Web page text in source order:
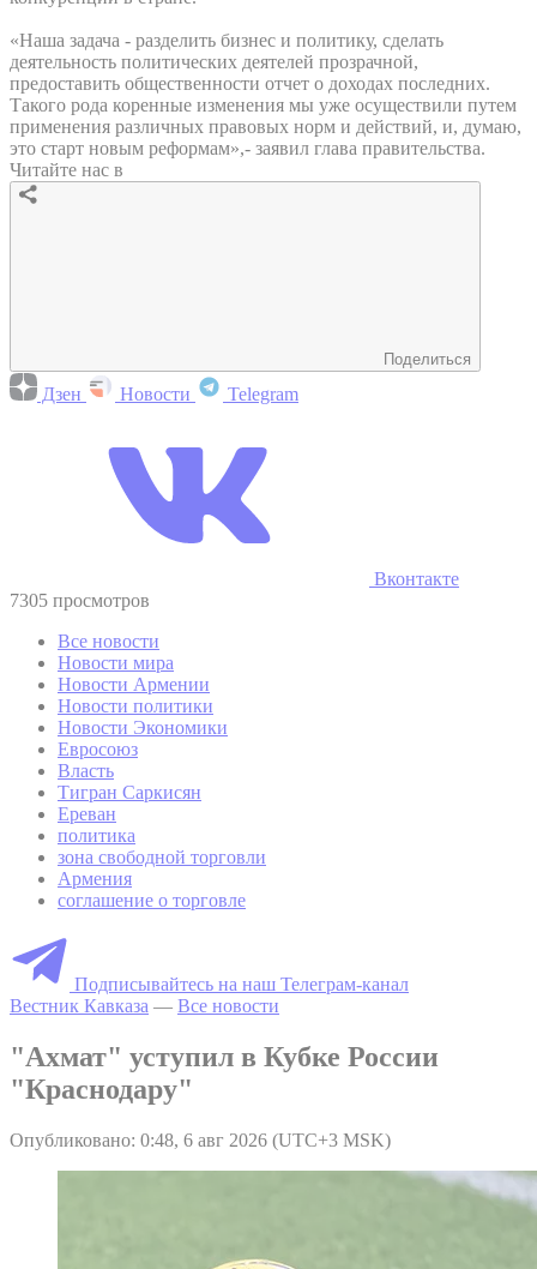
«Наша задача - разделить бизнес и политику, сделать
деятельность политических деятелей прозрачной,
предоставить общественности отчет о доходах последних.
Такого рода коренные изменения мы уже осуществили путем
применения различных правовых норм и действий, и, думаю,
это старт новым реформам»,- заявил глава правительства.
Читайте нас в
Поделиться
Дзен Новости Telegram
Вконтакте
7305 просмотров
Все новости
Новости мира
Новости Армении
Новости политики
Новости Экономики
Евросоюз
Власть
Тигран Саркисян
Ереван
политика
зона свободной торговли
Армения
соглашение о торговле
Подписывайтесь на наш Телеграм-канал
Вестник Кавказа — Все новости
"Ахмат" уступил в Кубке России
"Краснодару"
Опубликовано: 0:48, 6 авг 2026 (UTC+3 MSK)